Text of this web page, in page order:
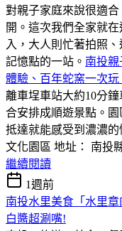
對親子家庭來說很適
開。這次我們全家就
入，大人則忙著拍照
記憶點的一站。 南投
體驗、百年蛇窯一次玩
離車埕車站大約10分
合安排成順遊景點。
抵達就能感受到濃濃
文化園區 地址： 南投
繼續閱讀
1週前
南投水里美食「水里
白醬超涮嘴!